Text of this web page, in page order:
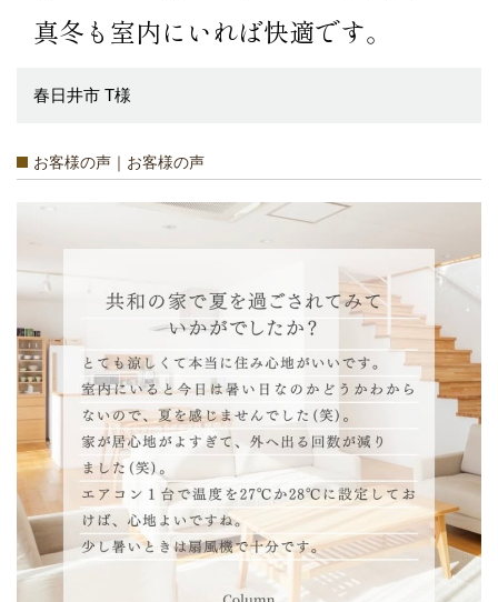
真冬も室内にいれば快適です。
春日井市 T様
お客様の声｜お客様の声